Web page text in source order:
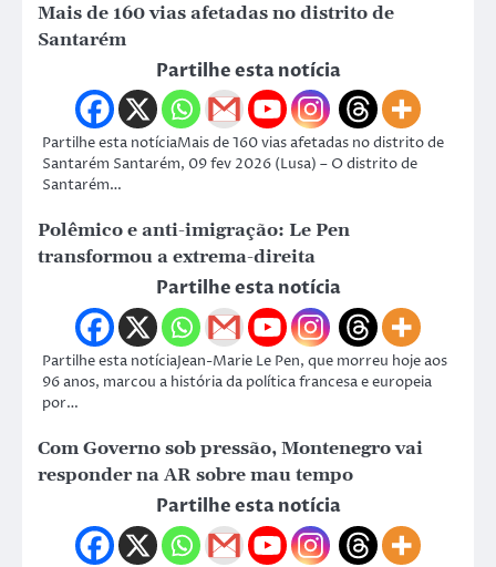
Mais de 160 vias afetadas no distrito de
Santarém
Partilhe esta notícia
Partilhe esta notíciaMais de 160 vias afetadas no distrito de
Santarém Santarém, 09 fev 2026 (Lusa) – O distrito de
Santarém…
Polêmico e anti-imigração: Le Pen
transformou a extrema-direita
Partilhe esta notícia
Partilhe esta notíciaJean-Marie Le Pen, que morreu hoje aos
96 anos, marcou a história da política francesa e europeia
por…
Com Governo sob pressão, Montenegro vai
responder na AR sobre mau tempo
Partilhe esta notícia